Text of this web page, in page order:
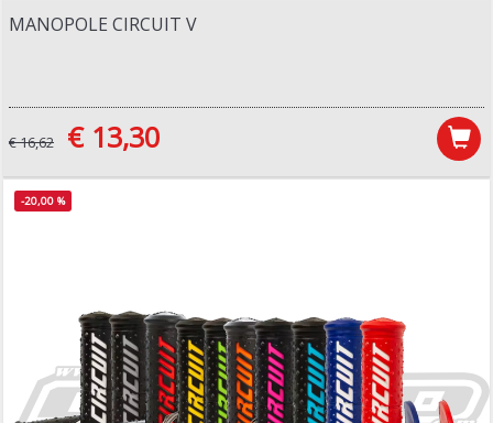
MANOPOLE CIRCUIT V
€ 16,62 € 13,30
-20,00 %